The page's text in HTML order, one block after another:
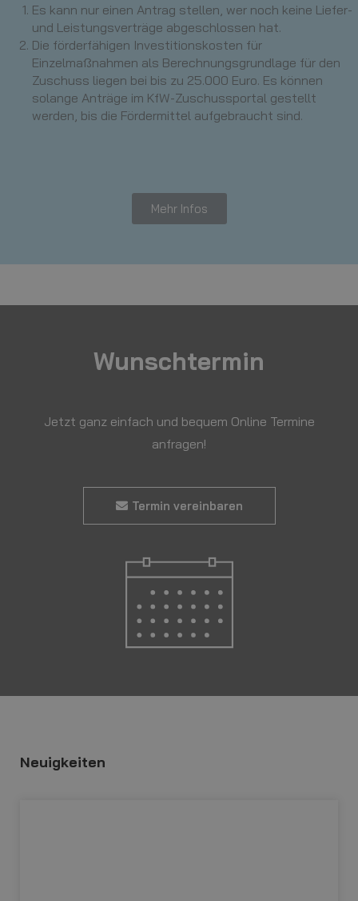
Es kann nur einen Antrag stellen, wer noch keine Liefer-
und Leistungsverträge abgeschlossen hat.
Die förderfähigen Investitionskosten für
Einzelmaßnahmen als Berechnungsgrundlage für den
Zuschuss liegen bei bis zu 25.000 Euro. Es können
solange Anträge im KfW-Zuschussportal gestellt
werden, bis die Fördermittel aufgebraucht sind.
Mehr Infos
Wunschtermin
Jetzt ganz einfach und bequem Online Termine
anfragen!
Termin vereinbaren
Neuigkeiten